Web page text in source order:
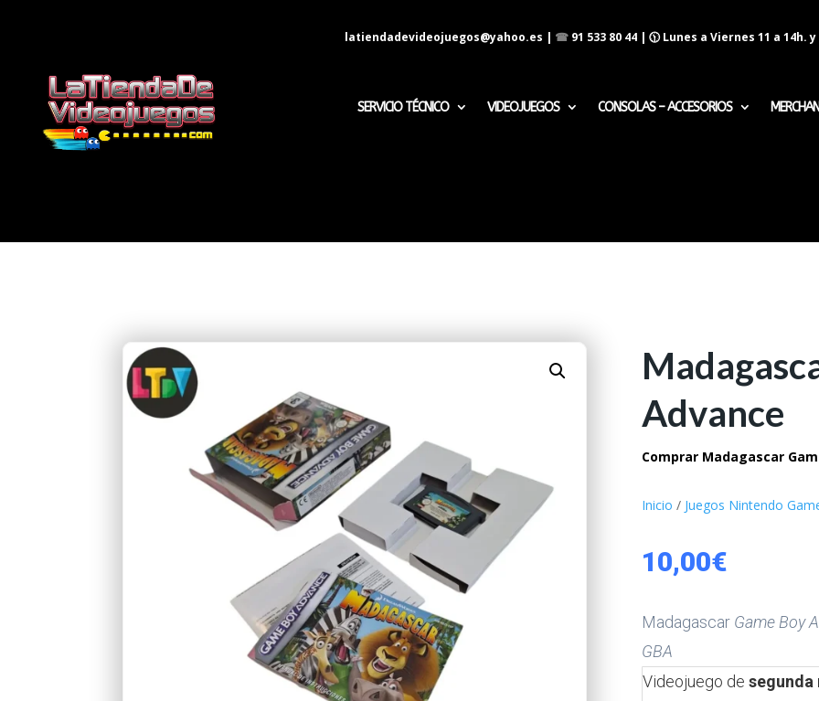
latiendadevideojuegos@yahoo.es | ☎ 91 533 80 44| 🕦 Lunes a Viernes 11 a 14h. y
SERVICIO TÉCNICO VIDEOJUEGOS CONSOLAS – ACCESORIOS
Advance
Comprar Madagascar
Inicio / Juegos Nintendo
10,00€
Madagascar Game Boy
GBA
Videojuego de segunda